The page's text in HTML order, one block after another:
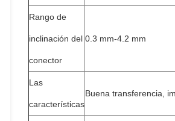
Rango de
inclinación del
conector
0.3 mm-4.2 mm
Las
características
Buena transferencia,